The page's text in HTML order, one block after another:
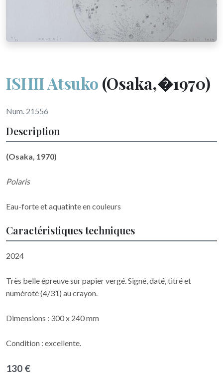
ISHII Atsuko (Osaka,�1970)
Num. 21556
Description
(Osaka, 1970)
Polaris
Eau-forte et aquatinte en couleurs
Caractéristiques techniques
2024
Très belle épreuve sur papier vergé. Signé, daté, titré et
numéroté (4/31) au crayon.
Dimensions : 300 x 240 mm
Condition : excellente.
130 €